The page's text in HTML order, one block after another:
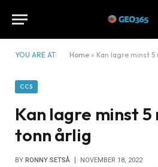
YOU ARE AT: Home » Kan lagre minst
CCS
Kan lagre minst
tonn årlig
BY RONNY SETSÅ NOVEMBER 18, 2022